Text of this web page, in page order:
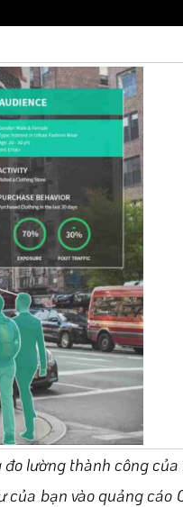
lường thành công của
bạn vào quảng cáo